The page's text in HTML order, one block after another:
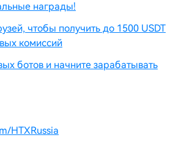
награды!
чтобы получить до 1500 USDT
комиссий
ботов и начните зарабатывать
HTXRussia